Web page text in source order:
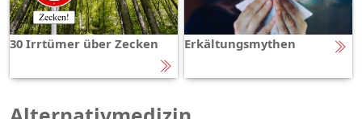
30 Irrtümer über Zecken Erkältungsmythen